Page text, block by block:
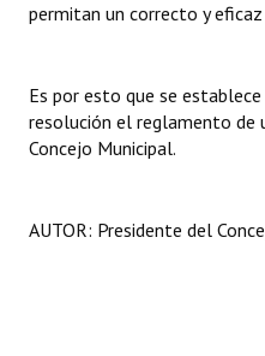
Premio al Mérito - Registro
Mujeres que Dejaron Huellas
permitan un correcto y
Es por esto que se
resolución el reglamento
Concejo Municipal.
AUTOR: Presidente del